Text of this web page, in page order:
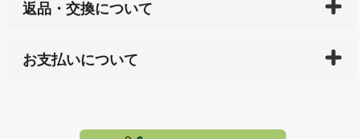
天ペイ」の方はご注文受付後）、 長崎県下全域に点在
サイト内で購入された商品の送料は、こちらの
全国送
返品・交換について
または配送途中の 事故などで不都合が生じている場合
品代金を返金いたします。）
お支払いについて